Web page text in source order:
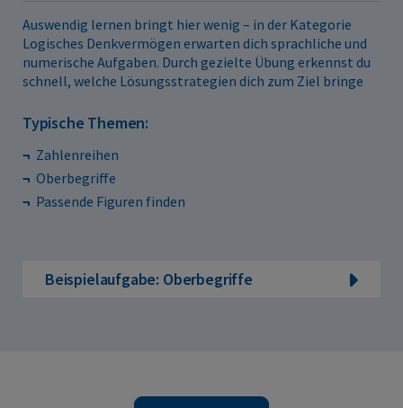
Auswendig lernen bringt hier wenig – in der Kategorie
Logisches Denkvermögen erwarten dich sprachliche und
numerische Aufgaben. Durch gezielte Übung erkennst du
schnell, welche Lösungsstrategien dich zum Ziel bringe
Typische Themen:
Zahlenreihen
Oberbegriffe
Passende Figuren finden
Beispielaufgabe: Oberbegriffe